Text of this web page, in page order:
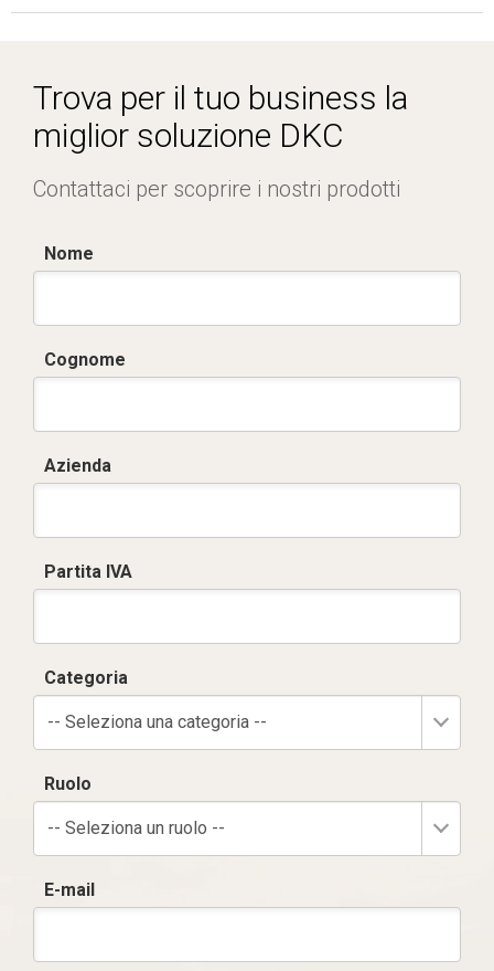
Trova per il tuo business la
miglior soluzione DKC
Contattaci per scoprire i nostri prodotti
Nome
Cognome
Azienda
Partita IVA
Categoria
-- Seleziona una categoria --
Ruolo
-- Seleziona un ruolo --
E-mail